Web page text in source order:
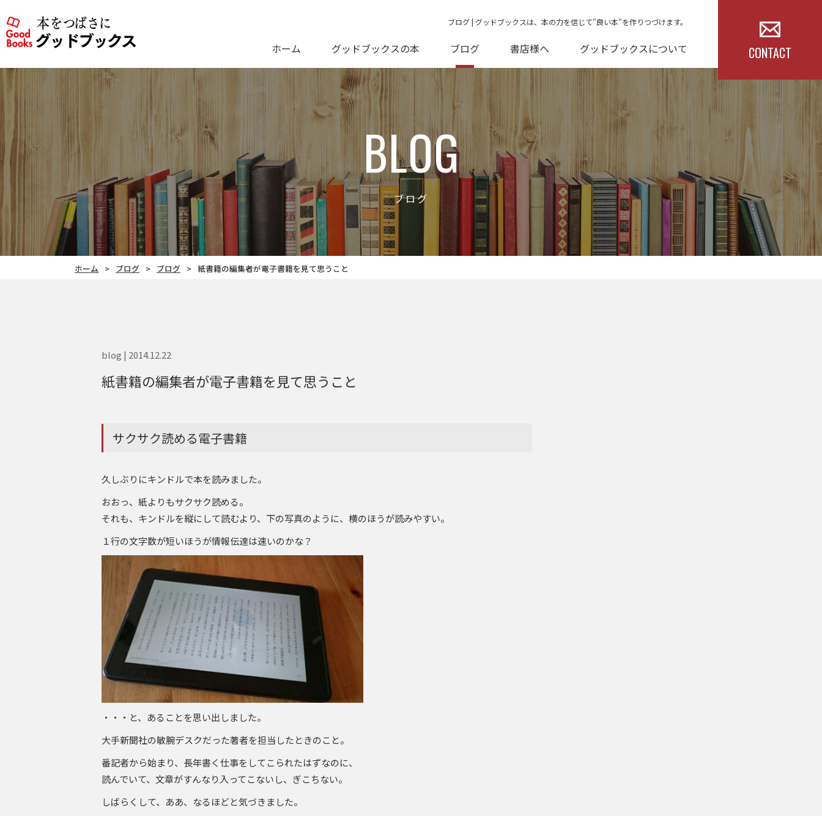
ブログ | グッドブックスは、本の力を信じて"良い本"を作りつづけます。
ホーム グッドブックスの本 ブログ 書店様へ グッドブックスについて CONTACT
BLOG
ブログ
ホーム ブログ ブログ 紙書籍の編集者が電子書籍を見て思うこと
blog | 2014.12.22
紙書籍の編集者が電子書籍を見て思うこと
サクサク読める電子書籍
久しぶりにキンドルで本を読みました。
おおっ、紙よりもサクサク読める。
それも、キンドルを縦にして読むより、下の写真のように、横のほうが読みやすい。
１行の文字数が短いほうが情報伝達は速いのかな？
・・・と、あることを思い出しました。
大手新聞社の敏腕デスクだった著者を担当したときのこと。
番記者から始まり、長年書く仕事をしてこられたはずなのに、
読んでいて、文章がすんなり入ってこないし、ぎこちない。
しばらくして、ああ、なるほどと気づきました。